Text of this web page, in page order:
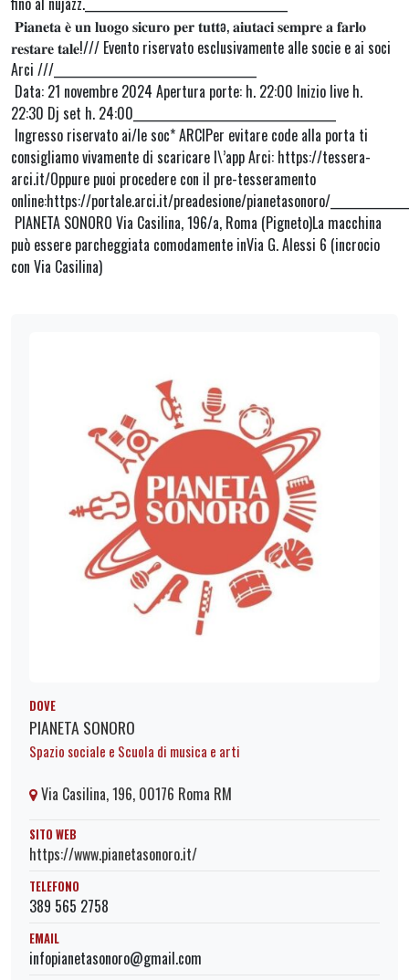
𝐏𝐢𝐚𝐧𝐞𝐭𝐚 𝐞̀ 𝐮𝐧 𝐥𝐮𝐨𝐠𝐨 𝐬𝐢𝐜𝐮𝐫𝐨 𝐩𝐞𝐫 𝐭𝐮𝐭𝐭ə, 𝐚𝐢𝐮𝐭𝐚𝐜𝐢 𝐬𝐞𝐦𝐩𝐫𝐞 𝐚 𝐟𝐚𝐫𝐥𝐨
𝐫𝐞𝐬𝐭𝐚𝐫𝐞 𝐭𝐚𝐥𝐞!/// Evento riservato esclusivamente alle socie e ai soci
Arci ///_____________________________________
Data: 21 novembre 2024 Apertura porte: h. 22:00 Inizio live h.
22:30 Dj set h. 24:00_____________________________________
Ingresso riservato ai/le soc* ARCIPer evitare code alla porta ti
consigliamo vivamente di scaricare l\’app Arci: https://tessera-
arci.it/Oppure puoi procedere con il pre-tesseramento
online:https://portale.arci.it/preadesione/pianetasonoro/
PIANETA SONORO Via Casilina, 196/a, Roma (Pigneto)La macchina
può essere parcheggiata comodamente inVia G. Alessi 6 (incrocio
con Via Casilina)
DOVE
PIANETA SONORO
Spazio sociale e Scuola di musica e arti
Via Casilina, 196, 00176 Roma RM
SITO WEB
https://www.pianetasonoro.it/
TELEFONO
389 565 2758
EMAIL
infopianetasonoro@gmail.com